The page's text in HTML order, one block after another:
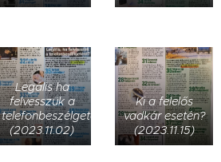
Legális ha
felvesszük a
telefonbeszélgetést?
(2023.11.02)
Ki a felelős
vadkár esetén?
(2023.11.15)